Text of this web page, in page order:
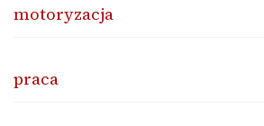
motoryzacja
praca